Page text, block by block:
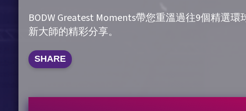
BODW Greatest Moments帶您重溫過往9個精選
新大師的精彩分享。
SHARE